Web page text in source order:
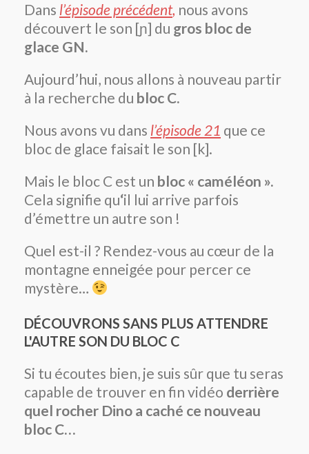
Dans l’épisode précédent, nous avons
découvert le son [ɲ] du gros bloc de
glace GN.
Aujourd’hui, nous allons à nouveau partir
à la recherche du bloc C.
Nous avons vu dans l’épisode 21 que ce
bloc de glace faisait le son [k].
Mais le bloc C est un bloc « caméléon ».
Cela signifie qu‘il lui arrive parfois
d’émettre un autre son !
Quel est-il ? Rendez-vous au cœur de la
montagne enneigée pour percer ce
mystère…
DÉCOUVRONS SANS PLUS ATTENDRE
L'AUTRE SON DU BLOC C
Si tu écoutes bien, je suis sûr que tu seras
capable de trouver en fin vidéo derrière
quel rocher Dino a caché ce nouveau
bloc C…